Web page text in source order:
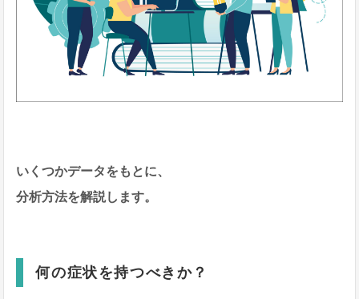
いくつかデータをもとに、
分析方法を解説します。
何の症状を持つべきか？